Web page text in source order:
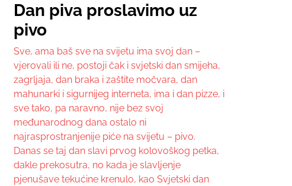
Dan piva proslavimo uz
pivo
Sve, ama baš sve na svijetu ima svoj dan –
vjerovali ili ne, postoji čak i svjetski dan smijeha,
zagrljaja, dan braka i zaštite močvara, dan
mahunarki i sigurnijeg interneta, ima i dan pizze, i
sve tako, pa naravno, nije bez svoj
međunarodnog dana ostalo ni
najrasprostranjenije piće na svijetu – pivo.
Danas se taj dan slavi prvog kolovoškog petka,
dakle prekosutra, no kada je slavljenje
pjenušave tekućine krenulo, kao Svjetski dan